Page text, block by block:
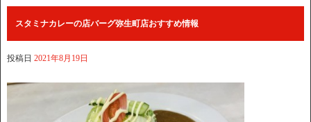
スタミナカレーの店バーグ弥生町店おすすめ情報
投稿日 2021年8月19日